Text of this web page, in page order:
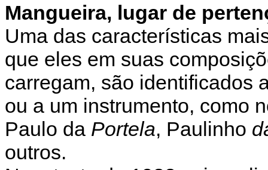
Mangueira, lugar de
Uma das características
que eles em suas
carregam, são identificados
ou a um instrumento, como
Paulo da Portela, Paulinho
outros.